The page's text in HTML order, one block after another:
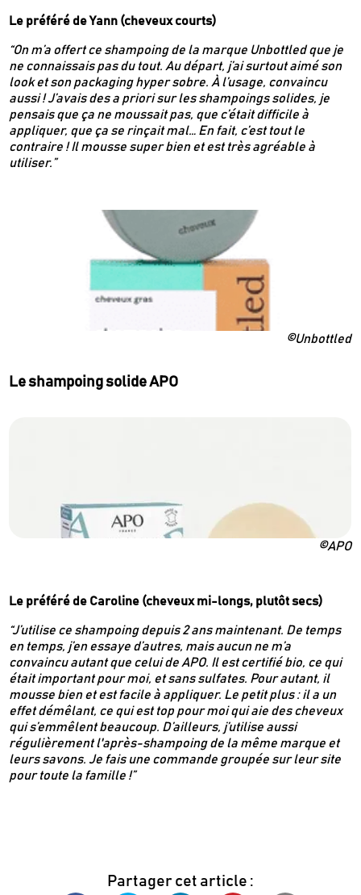
Inscrivez-vous
Des guides d’achats de produits éco-
responsables
Des conseils et des décryptages pour mieux
consommer
Nos dernières actus & codes promo
Recevez en cadeau votre livret de
Le Kaba !
Le préféré de Yann (cheveux courts)
“On m’a offert ce shampoing de la marque Unbottled que je
ne connaissais pas du tout. Au départ, j’ai surtout aimé son
look et son packaging hyper sobre. À l’usage, convaincu
aussi ! J’avais des a priori sur les shampoings solides, je
pensais que ça ne moussait pas, que c’était difficile à
appliquer, que ça se rinçait mal… En fait, c’est tout le
contraire ! Il mousse super bien et est très agréable à
utiliser.”
©Unbottled
Le shampoing solide APO
©APO
Le préféré de Caroline (cheveux mi-longs, plutôt secs)
“J’utilise ce shampoing depuis 2 ans maintenant. De temps
en temps, j’en essaye d’autres, mais aucun ne m’a
convaincu autant que celui de APO. Il est certifié bio, ce qui
était important pour moi, et sans sulfates. Pour autant, il
mousse bien et est facile à appliquer. Le petit plus : il a un
effet démêlant, ce qui est top pour moi qui aie des cheveux
qui s’emmêlent beaucoup. D’ailleurs, j’utilise aussi
régulièrement l'après-shampoing de la même marque et
leurs savons. Je fais une commande groupée sur leur site
pour toute la famille !”
Partager cet article :